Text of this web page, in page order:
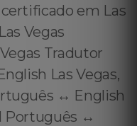
em Las
Vegas
Tradutor
Las Vegas,
↔️ English
Português ↔️